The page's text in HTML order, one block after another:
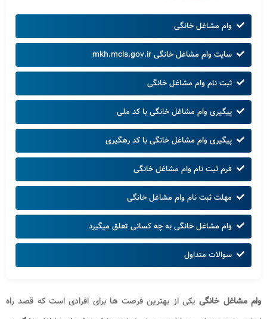
وام مشاغل خانگی
سایت وام مشاغل خانگی mkh.mcls.gov.ir
ثبت نام وام مشاغل خانگی
پیگیری وام مشاغل خانگی با کد ملی
پیگیری وام مشاغل خانگی با کد رهگیری
فرم ثبت نام وام مشاغل خانگی
مهلت ثبت نام وام مشاغل خانگی
وام مشاغل خانگی به چه کسانی تعلق میگیرد
سوالات متداول
وام مشاغل خانگی یکی از بهترین فرصت ها برای افرادی است که قصد راه